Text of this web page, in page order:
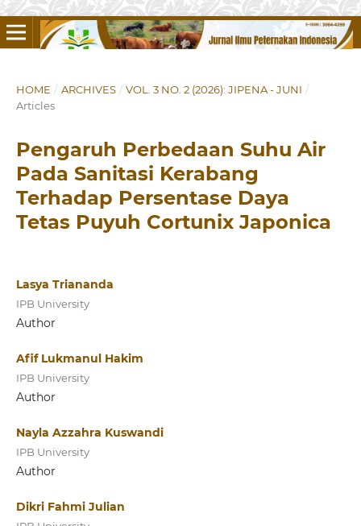
HOME / ARCHIVES / VOL. 3 NO. 2 (2026): JIPENA - JUNI /
Articles
Pengaruh Perbedaan Suhu Air
Pada Sanitasi Kerabang
Terhadap Persentase Daya
Tetas Puyuh Cortunix Japonica
Lasya Triananda
IPB University
Author
Afif Lukmanul Hakim
IPB University
Author
Nayla Azzahra Kuswandi
IPB University
Author
Dikri Fahmi Julian